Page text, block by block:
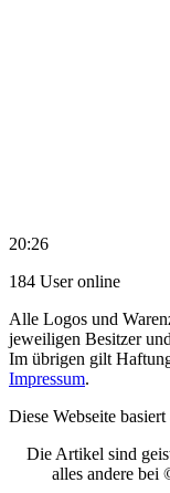
20:26
184 User online
Alle Logos und
jeweiligen Besitzer
Im übrigen gilt
Impressum.
Diese Webseite
Die Artikel sind
alles andere bei